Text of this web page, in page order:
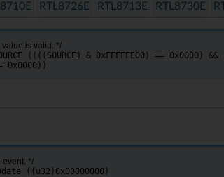
RTL8726E RTL8713E RTL8730E
is valid. */
((((SOURCE) & 0xFFFFFE00) == 0x0000) &&
0x0000))
event. */
((u32)0x00000000)